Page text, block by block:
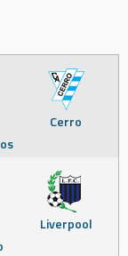
Cerro
Liverpool